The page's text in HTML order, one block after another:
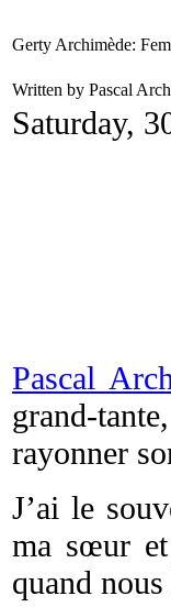
Gerty Archimède:
Written by Pascal
Saturday,
Pascal
grand-
rayonner
J’ai le
ma sœur
quand